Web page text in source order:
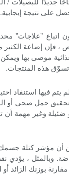
على نتيجة إيجابية.
اتباع "علاجات"
، فإن إضاعة
موصى بها
هذه المنتجات.
فيها استنفاد
حمل صحي أو
ضئيلة وغير
أن مؤشر كتلة
وبالمثل ،
بوزنك الزائد أو